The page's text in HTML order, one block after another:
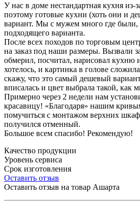
У нас в доме нестандартная кухня из-
поэтому готовые кухни (хоть они и
вариант. Мы с мужем много где
подходящего варианта.
После всех походов по торговым
на заказ под наши размеры. Вызвали
обмерил, посчитал, нарисовал кухню
хотелось, и картинка в голове
скажу, что это самый дешевый
вписалась и цвет выбрала такой, как
Примерно через 2 недели нам
красавицу! «Благодаря» нашим
помучиться с монтажом верхних
получился отменный.
Большое всем спасибо! Рекомендую!
Качество продукции
Уровень сервиса
Срок изготовления
Оставить отзыв
Оставить отзыв на товар Ашарта